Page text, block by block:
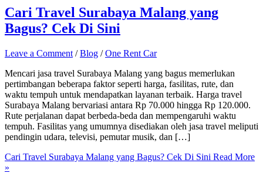
Cari Travel Surabaya Malang yang
Bagus? Cek Di Sini
Leave a Comment /Blog /One Rent Car
Mencari jasa travel Surabaya Malang yang bagus memerlukan
pertimbangan beberapa faktor seperti harga, fasilitas, rute, dan
waktu tempuh untuk mendapatkan layanan terbaik. Harga travel
Surabaya Malang bervariasi antara Rp 70.000 hingga Rp 120.000.
Rute perjalanan dapat berbeda-beda dan mempengaruhi waktu
tempuh. Fasilitas yang umumnya disediakan oleh jasa travel meliputi
pendingin udara, televisi, pemutar musik, dan […]
Cari Travel Surabaya Malang yang Bagus? Cek Di Sini Read More
»